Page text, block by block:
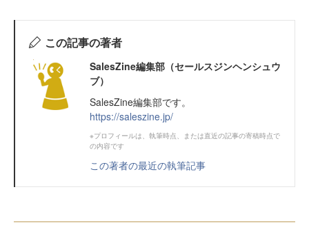
この記事の著者
SalesZine編集部（セールスジンヘンシュウ
ブ）
SalesZine編集部です。
https://saleszine.jp/
※プロフィールは、執筆時点、または直近の記事の寄稿時点で
の内容です
この著者の最近の執筆記事